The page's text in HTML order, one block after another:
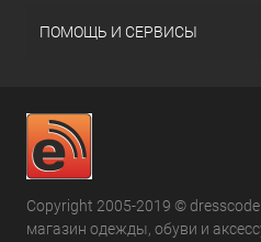
ПОМОЩЬ И СЕРВИСЫ
Copyright 2005-2019 ©
магазин одежды, обуви и